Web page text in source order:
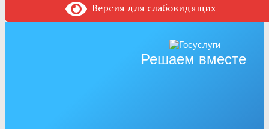
Версия для слабовидящих
Решаем вместе